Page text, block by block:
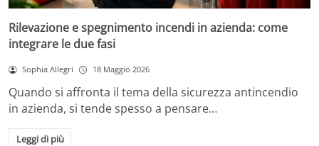
Rilevazione e spegnimento incendi in azienda: come
integrare le due fasi
Sophia Allegri 18 Maggio 2026
Quando si affronta il tema della sicurezza antincendio
in azienda, si tende spesso a pensare…
Leggi di più